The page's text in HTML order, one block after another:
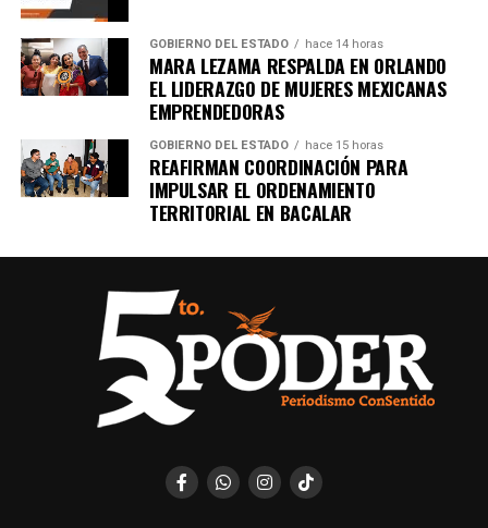
GOBIERNO DEL ESTADO hace 14 horas
MARA LEZAMA RESPALDA EN ORLANDO
EL LIDERAZGO DE MUJERES MEXICANAS
EMPRENDEDORAS
GOBIERNO DEL ESTADO hace 15 horas
REAFIRMAN COORDINACIÓN PARA
IMPULSAR EL ORDENAMIENTO
TERRITORIAL EN BACALAR